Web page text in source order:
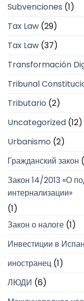
Subvenciones (1)
Tax Law (29)
Tax Law (37)
Transformación
Tribunal
Tributario (2)
Uncategorized (12)
Urbanismo (2)
Гражданский закон
Закон 14/2013 «О
интернализации»
(1)
Закон о налоге (1)
Инвестиции в
иностранец (1)
ЛЮДИ (6)